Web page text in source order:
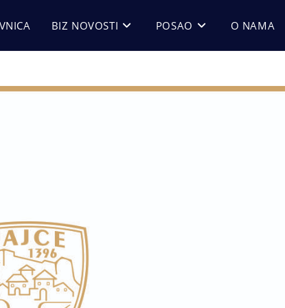
BIZ NOVOSTI POSAO O NAMA